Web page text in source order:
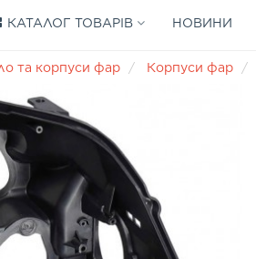
КАТАЛОГ ТОВАРІВ НОВИНИ
та корпуси фар Корпуси фар